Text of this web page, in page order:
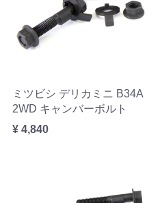
ミツビシ デリカミニ B34A
2WD キャンバーボルト
¥ 4,840